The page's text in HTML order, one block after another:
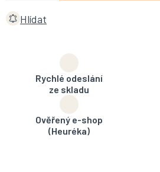
Hlídat
Rychlé odeslání
ze skladu
Ověřený e-shop
(Heuréka)